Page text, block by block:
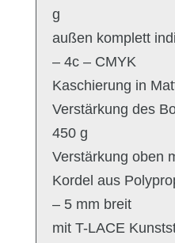
g
außen komplett
– 4c – CMYK
Kaschierung in
Verstärkung des
450 g
Verstärkung oben
Kordel aus
– 5 mm breit
mit T-LACE